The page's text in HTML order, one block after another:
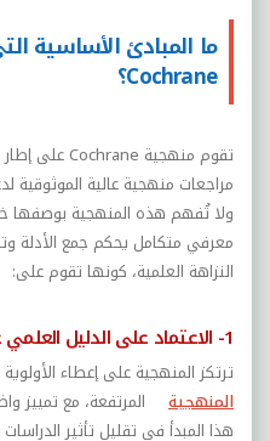
ما المبادئ الأساسية
Cochrane؟
تقوم منهجية Cochrane على
مراجعات منهجية عالية الموثوقية
ولا تُفهم هذه المنهجية بوصفها
معرفي متكامل يحكم جمع الأدلة
النزاهة العلمية، كونها تقوم على:
1- الاعتماد على الدليل العلمي عالي الجودة
ترتكز المنهجية على إعطاء
المنهجية
المرتفعة، مع تمييز
هذا المبدأ في تقليل تأثير